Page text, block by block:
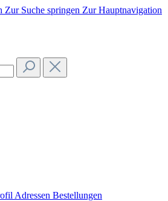
Zur Suche springen Zur Hauptnavigation
Adressen Bestellungen